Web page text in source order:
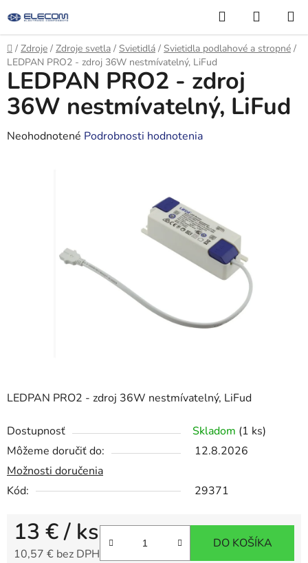
na
obsah
Hľadať
KOŠÍK
Domov
/ Zdroje / Zdroje svetla / Svietidlá / Svietidla podlahové a stropné /
LEDPAN PRO2 - zdroj 36W nestmívatelný, LiFud
LEDPAN PRO2 - zdroj 36W nestmívatelný, LiFud
Dostupnosť Skladom (1 ks)
Môžeme doručiť do:
12.8.2026
Možnosti doručenia
Kód:
29371
13 €/ ks
10,57 € bez DPH
DO KOŠÍKA
LEDPAN PRO2 - zdroj
36W nestmívatelný, LiFud
Priemerné
hviezdičiek.
Neohodnotené Podrobnosti hodnotenia